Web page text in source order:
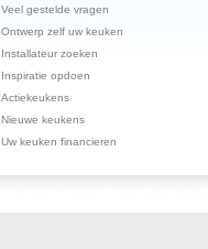
Veel gestelde vragen
Ontwerp zelf uw keuken
Installateur zoeken
Inspiratie opdoen
Actiekeukens
Nieuwe keukens
Uw keuken financieren